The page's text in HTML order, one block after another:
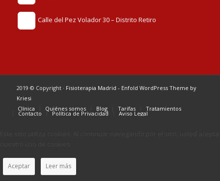
Calle del Pez Volador 30 – Distrito Retiro
2019 © Copyright · Fisioterapia Madrid - Enfold WordPress Theme by
Kriesi
Clínica
Quiénes somos Blog Tarifas Tratamientos
Contacto Política de Privacidad Aviso Legal
Aceptar Leer más